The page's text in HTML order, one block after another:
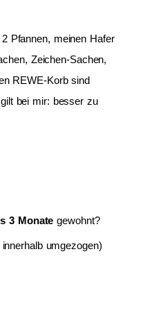
Pfannen, meinen Hafer
Zeichen-Sachen,
REWE-Korb sind
bei mir: besser zu
3 Monategewohnt?
umgezogen)